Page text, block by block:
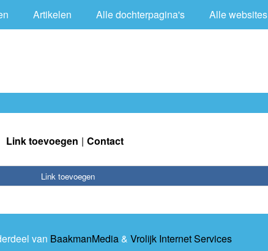
Artikelen Alle dochterpagina's Alle websites
Link toevoegen Contact
Link toevoegen
van BaakmanMedia& Vrolijk Internet Services